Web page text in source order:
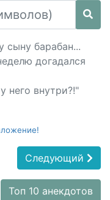
сыну барабан...
догадался
него внутри?!"
Следующий
Топ 10 анекдотов